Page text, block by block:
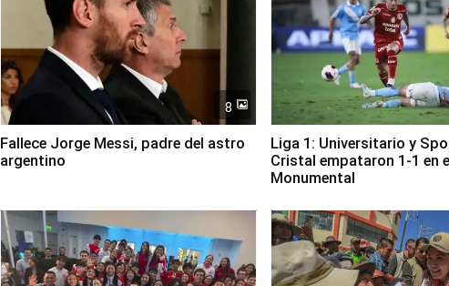
8
Fallece Jorge Messi, padre del astro
argentino
Liga 1: Universitario y
Cristal empataron 1-1 en
Monumental